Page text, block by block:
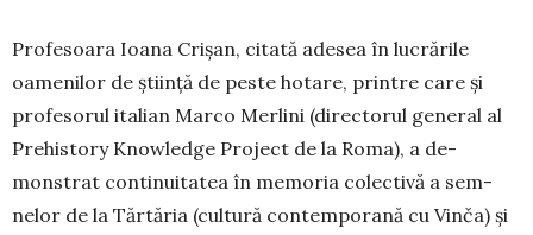
Profesoara Ioa­na Crişan, ci­tată adesea în lu­crările
oamenilor de şti­inţă de peste ho­tare, printre ca­re şi
profesorul ita­lian Marco Mer­lini (di­rec­to­rul general al
Prehistory Knowledge Project de la Roma), a de­
monstrat conti­nui­tatea în me­mo­ria co­lectivă a sem­­­
nelor de la Tăr­­tăria (cultură con­tem­porană cu Vinča) şi